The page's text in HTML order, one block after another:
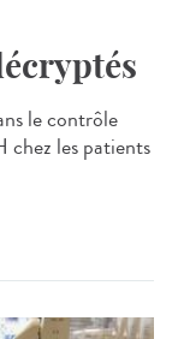
le contrôle
chez les patients